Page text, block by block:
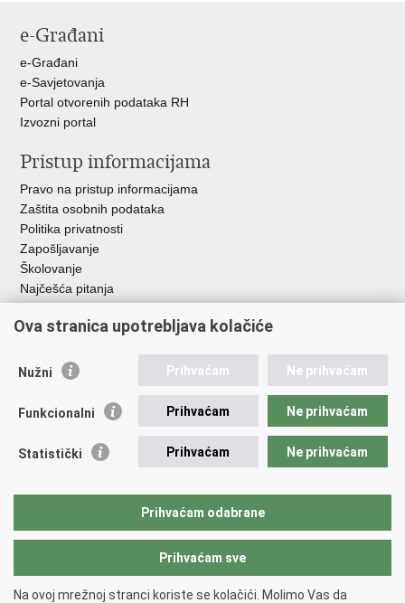
Facebooku
X-
e-Građani
e-Građani
e-Savjetovanja
Portal otvorenih podataka RH
Izvozni portal
Pristup informacijama
Pravo na pristup informacijama
Zaštita osobnih podataka
Politika privatnosti
Zapošljavanje
Školovanje
Najčešća pitanja
Važne poveznice
EMN Nacionalna kontaktna točka za Republiku Hrvatsku
Policijska akademija
Zaklada policijske solidarnosti
Udruge
Ova stranica upotrebljava kolačiće
Nužni Prihvaćam Ne prihvaćam
Funkcionalni Prihvaćam Ne prihvaćam
Statistički Prihvaćam Ne prihvaćam
Prihvaćam odabrane
Prihvaćam sve
Na ovoj mrežnoj stranci koriste se kolačići. Molimo Vas da